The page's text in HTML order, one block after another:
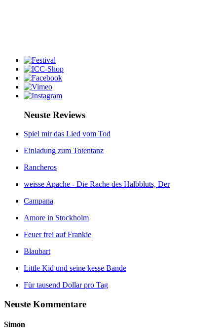
Neuste Reviews
Spiel mir das Lied vom Tod
Einladung zum Totentanz
Rancheros
weisse Apache - Die Rache des Halbbluts, Der
Campana
Amore in Stockholm
Feuer frei auf Frankie
Blaubart
Little Kid und seine kesse Bande
Für tausend Dollar pro Tag
Neuste Kommentare
Simon